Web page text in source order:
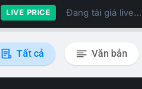
LIVE PRICE Đang tải giá live...
Tất cả Văn bản